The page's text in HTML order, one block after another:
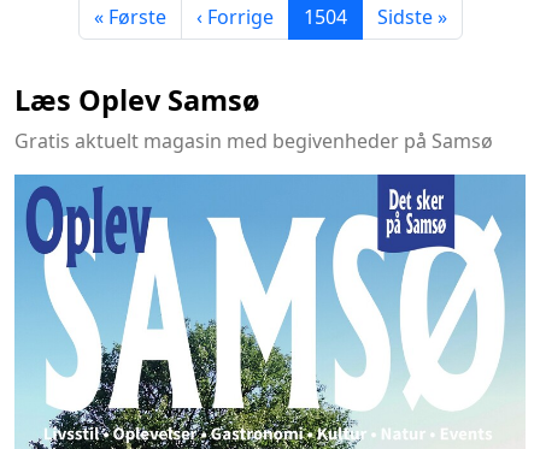
« Første ‹ Forrige 1504 Sidste »
Læs Oplev Samsø
Gratis aktuelt magasin med begivenheder på Samsø